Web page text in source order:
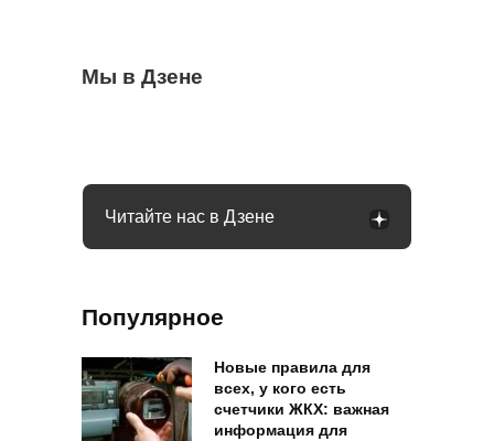
Мы в Дзене
С 1 сентября россиян будут сажать и
штрафовать за грибы: что нельзя
Сосед со скандалом требует убрать доски
Какое общение с гаишником неминуемо
Читайте нас в Дзене
Популярное
Новые правила для
всех, у кого есть
счетчики ЖКХ: важная
информация для